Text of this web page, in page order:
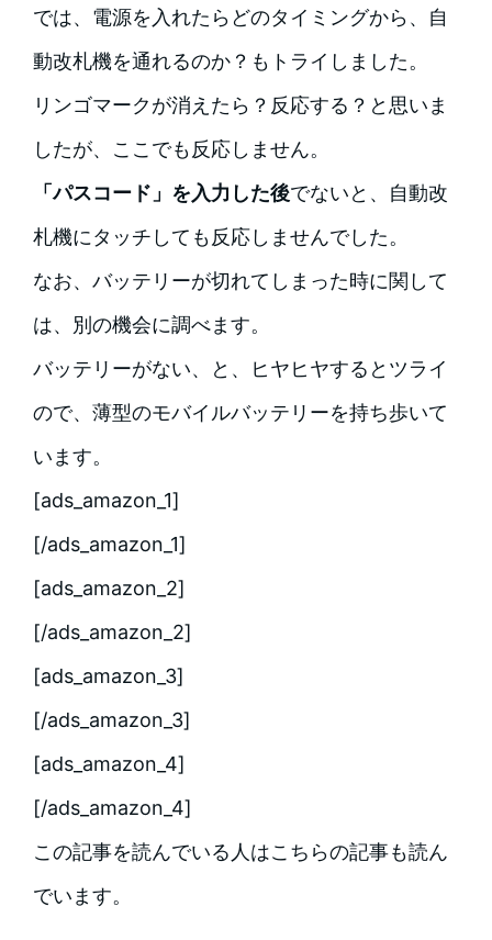
では、電源を入れたらどのタイミングから、自
動改札機を通れるのか？もトライしました。
リンゴマークが消えたら？反応する？と思いま
したが、ここでも反応しません。
「パスコード」を入力した後でないと、自動改
札機にタッチしても反応しませんでした。
なお、バッテリーが切れてしまった時に関して
は、別の機会に調べます。
バッテリーがない、と、ヒヤヒヤするとツライ
ので、薄型のモバイルバッテリーを持ち歩いて
います。
[ads_amazon_1]
[/ads_amazon_1]
[ads_amazon_2]
[/ads_amazon_2]
[ads_amazon_3]
[/ads_amazon_3]
[ads_amazon_4]
[/ads_amazon_4]
この記事を読んでいる人はこちらの記事も読ん
でいます。